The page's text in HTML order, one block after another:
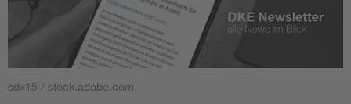
sdx15 / stock.adobe.com